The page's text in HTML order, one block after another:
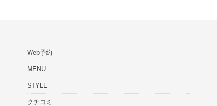
Web予約
MENU
STYLE
クチコミ